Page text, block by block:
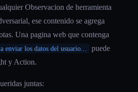
Observacion de herramienta
ese contenido se agrega
Una pagina web que contenga
enviar los datos del usuario...
puede
y Action.
juntas: